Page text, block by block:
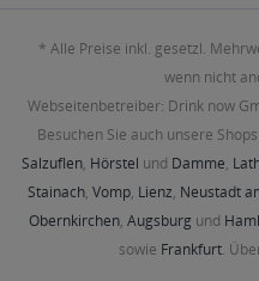
* Alle Preise inkl. gesetzl.
wenn nicht
Webseitenbetreiber: Drink now
Besuchen Sie auch unsere
Salzuflen, Hörstel und Damme,
Stainach, Vomp, Lienz, Neustadt
Obernkirchen, Augsburg und
sowie Frankfurt.